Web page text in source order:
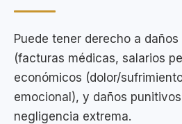
Puede tener derecho a
(facturas médicas, salarios
económicos (dolor/
emocional), y daños
negligencia extrema.